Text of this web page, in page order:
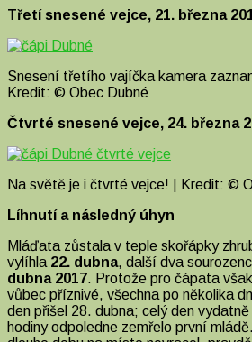
Třetí snesené vejce, 21. března
Snesení třetího vajíčka kamera
Kredit: © Obec Dubné
Čtvrté snesené vejce, 24. března
Na světě je i čtvrté vejce! | Kredit: ©
Líhnutí a následný úhyn
Mláďata zůstala v teple skořápky
vylíhla 22. dubna, další dva
dubna 2017. Protože pro čápata
vůbec příznivé, všechna po několika
den přišel 28. dubna; celý den
hodiny odpoledne zemřelo první